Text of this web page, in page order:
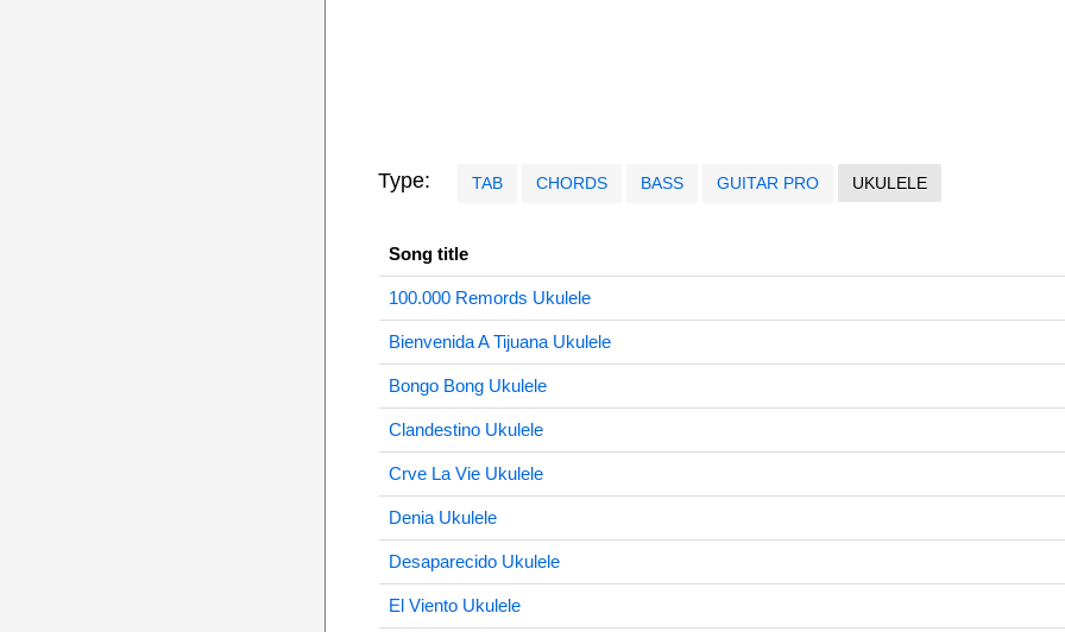
Type: TAB CHORDS BASS GUITAR PRO UKULELE
Song title
100.000 Remords Ukulele
Bienvenida A Tijuana Ukulele
Bongo Bong Ukulele
Clandestino Ukulele
Crve La Vie Ukulele
Denia Ukulele
Desaparecido Ukulele
El Viento Ukulele